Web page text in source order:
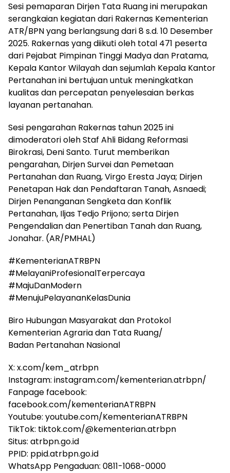
Sesi pemaparan Dirjen Tata Ruang ini merupakan
serangkaian kegiatan dari Rakernas Kementerian
ATR/BPN yang berlangsung dari 8 s.d. 10 Desember
2025. Rakernas yang diikuti oleh total 471 peserta
dari Pejabat Pimpinan Tinggi Madya dan Pratama,
Kepala Kantor Wilayah dan sejumlah Kepala Kantor
Pertanahan ini bertujuan untuk meningkatkan
kualitas dan percepatan penyelesaian berkas
layanan pertanahan.
Sesi pengarahan Rakernas tahun 2025 ini
dimoderatori oleh Staf Ahli Bidang Reformasi
Birokrasi, Deni Santo. Turut memberikan
pengarahan, Dirjen Survei dan Pemetaan
Pertanahan dan Ruang, Virgo Eresta Jaya; Dirjen
Penetapan Hak dan Pendaftaran Tanah, Asnaedi;
Dirjen Penanganan Sengketa dan Konflik
Pertanahan, Iljas Tedjo Prijono; serta Dirjen
Pengendalian dan Penertiban Tanah dan Ruang,
Jonahar. (AR/PMHAL)
#KementerianATRBPN
#MelayaniProfesionalTerpercaya
#MajuDanModern
#MenujuPelayananKelasDunia
Biro Hubungan Masyarakat dan Protokol
Kementerian Agraria dan Tata Ruang/
Badan Pertanahan Nasional
X: x.com/kem_atrbpn
Instagram: instagram.com/kementerian.atrbpn/
Fanpage facebook:
facebook.com/kementerianATRBPN
Youtube: youtube.com/KementerianATRBPN
TikTok: tiktok.com/@kementerian.atrbpn
Situs: atrbpn.go.id
PPID: ppid.atrbpn.go.id
WhatsApp Pengaduan: 0811-1068-0000